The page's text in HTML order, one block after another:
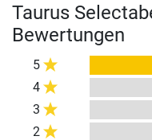
Taurus
Bewertungen
5
4
3
2